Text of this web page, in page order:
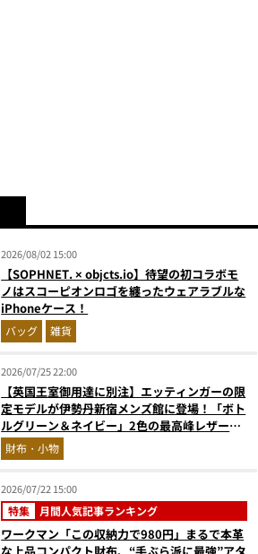
2026/08/02 15:00
【SOPHNET. × objcts.io】待望の初コラボモ
ノはスコーピオンロゴを纏ったウェアラブルな
iPhoneケース！
バッグ 雑貨
2026/07/25 22:00
【英国王室御用達に別注】エッティンガーの限
定モデルが伊勢丹新宿メンズ館に登場！「ボト
ルグリーン＆ネイビー」2色の最高峰レザーグ
ッズに注目
財布・小物
2026/07/22 15:00
特集 月間人気記事ランキング
ワークマン「この収納力で980円」まるで本革
な上品コンパクト財布、“手ぶら派に最強”アタ